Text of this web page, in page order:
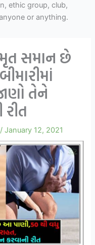
ethic group, club,
or anything.
સમાન છે
તેને
/January 12, 2021